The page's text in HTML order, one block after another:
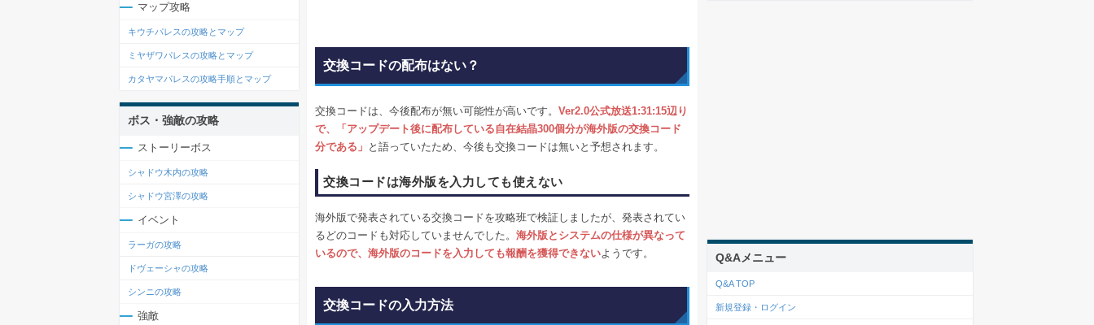
交換コードの配布はない？
交換コードは、今後配布が無い可能性が高いです。 Ver2.0公式放送1:31:15辺り
で、「アップデート後に配布している自在結晶300個分が海外版の交換コード
分である」 と語っていたため、今後も交換コードは無いと予想されます。
交換コードは海外版を入力しても使えない
海外版で発表されている交換コードを攻略班で検証しましたが、発表されてい
るどのコードも対応していませんでした。 海外版とシステムの仕様が異なって
いるので、海外版のコードを入力しても報酬を獲得できないようです。
交換コードの入力方法
マップ攻略
キウチパレスの攻略とマップ
ミヤザワパレスの攻略とマップ
カタヤマパレスの攻略手順とマップ
ボス・強敵の攻略
ストーリーボス
シャドウ木内の攻略
シャドウ宮澤の攻略
イベント
ラーガの攻略
ドヴェーシャの攻略
シンニの攻略
強敵
Q&Aメニュー
Q&A TOP
新規登録・ログイン